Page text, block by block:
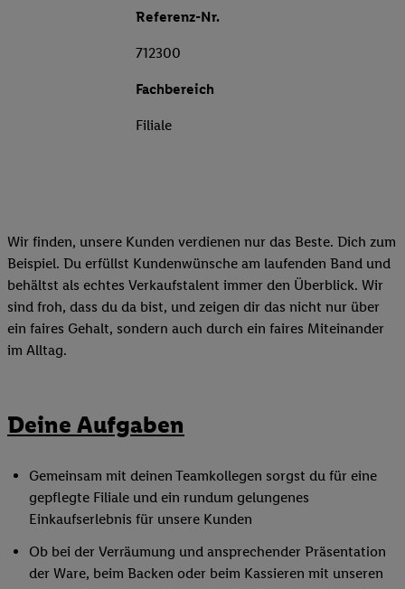
Referenz-Nr.
712300
Fachbereich
Filiale
Wir finden, unsere Kunden verdienen nur das Beste. Dich zum
Beispiel. Du erfüllst Kundenwünsche am laufenden Band und
behältst als echtes Verkaufstalent immer den Überblick. Wir
sind froh, dass du da bist, und zeigen dir das nicht nur über
ein faires Gehalt, sondern auch durch ein faires Miteinander
im Alltag.
Deine Aufgaben
Gemeinsam mit deinen Teamkollegen sorgst du für eine
gepflegte Filiale und ein rundum gelungenes
Einkaufserlebnis für unsere Kunden
Ob bei der Verräumung und ansprechender Präsentation
der Ware, beim Backen oder beim Kassieren mit unseren